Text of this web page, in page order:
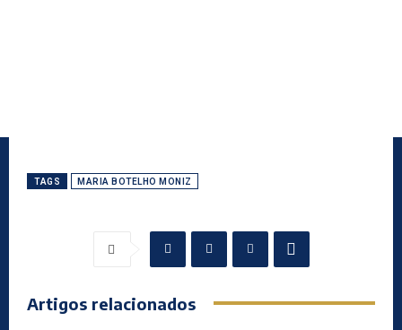
TAGS MARIA BOTELHO MONIZ
Artigos relacionados